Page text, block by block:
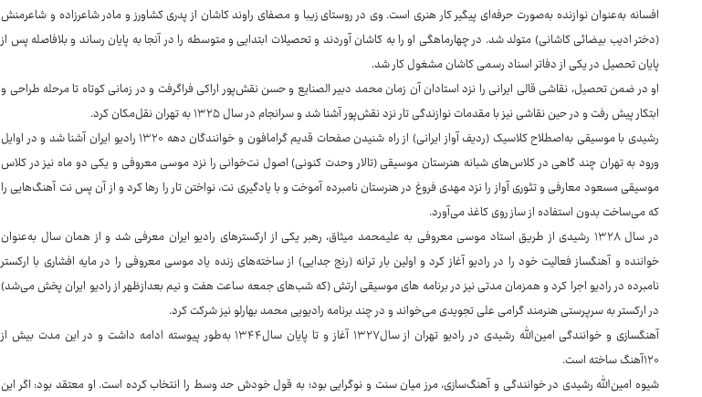
افسانه به‌عنوان نوازنده به‌صورت حرفه‌ای پیگیر کار هنری است. وی در روستای زیبا و مصفای راوند کاشان از پدری کشاورز و مادر شاعرزاده و شاعرمنش
(دختر ادیب بیضائی کاشانی) متولد شد. در چهارماهگی او را به کاشان آوردند و تحصیلات ابتدایی و متوسطه را در آنجا به پایان رساند و بلافاصله پس از
پایان تحصیل در یکی از دفاتر اسناد رسمی کاشان مشغول کار شد.
او در ضمن تحصیل، نقاشی قالی ایرانی را نزد استادان آن زمان محمد دبیر الصنایع و حسن نقش‌پور اراکی فراگرفت و در زمانی کوتاه تا مرحله طراحی و
ابتکار پیش رفت و در حین نقاشی نیز با مقدمات نوازندگی تار نزد نقش‌پور آشنا شد و سرانجام در سال ۱۳۲۵ به تهران نقل‌مکان کرد.
رشیدی با موسیقی به‌اصطلاح کلاسیک (ردیف آواز ایرانی) از راه شنیدن صفحات قدیم گرامافون و خوانندگان دهه ۱۳۲۰ رادیو ایران آشنا شد و در اوایل
ورود به تهران چند گاهی در کلاس‌های شبانه هنرستان موسیقی (تالار وحدت کنونی) اصول نت‌خوانی را نزد موسی معروفی و یکی دو ماه نیز در کلاس
موسیقی مسعود معارفی و تئوری آواز را نزد مهدی فروغ در هنرستان نامبرده آموخت و با یادگیری نت، نواختن تار را رها کرد و از آن پس نت آهنگ‌هایی را
که می‌ساخت بدون استفاده از ساز روی کاغذ می‌آورد.
در سال ۱۳۲۸ رشیدی از طریق استاد موسی معروفی به علیمحمد میثاق، رهبر یکی از ارکسترهای رادیو ایران معرفی شد و از همان سال به‌عنوان
خواننده و آهنگساز فعالیت خود را در رادیو آغاز کرد و اولین بار ترانه (رنج جدایی) از ساخته‌های زنده یاد موسی معروفی را در مایه افشاری با ارکستر
نامبرده در رادیو اجرا کرد و همزمان مدتی نیز در برنامه های موسیقی ارتش (که شب‌های جمعه ساعت هفت و نیم بعدازظهر از رادیو ایران پخش می‌شد)
در ارکستر به سرپرستی هنرمند گرامی علی تجویدی می‌خواند و در چند برنامه رادیویی محمد بهارلو نیز شرکت کرد.
آهنگسازی و خوانندگی امین‌الله رشیدی در رادیو تهران از سال۱۳۲۷ آغاز و تا پایان سال۱۳۴۴ به‌طور پیوسته ادامه داشت و در این مدت بیش از
۱۲۰آهنگ ساخته است.
شیوه امین‌الله رشیدی در خوانندگی و آهنگ‌سازی، مرز میان سنت و نوگرایی بود؛ به قول خودش حد وسط را انتخاب کرده است. او معتقد بود: اگر این